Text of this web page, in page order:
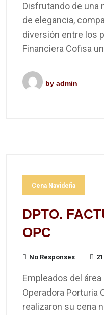
Disfrutando de una
de elegancia,
diversión entre los
Financiera Cofisa
by admin
Cena Navideña
DPTO.
OPC
No Responses
Empleados del
Operadora Porturia
realizaron su cena